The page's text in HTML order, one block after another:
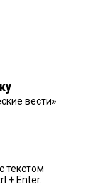
вести»
текстом
+ Enter.